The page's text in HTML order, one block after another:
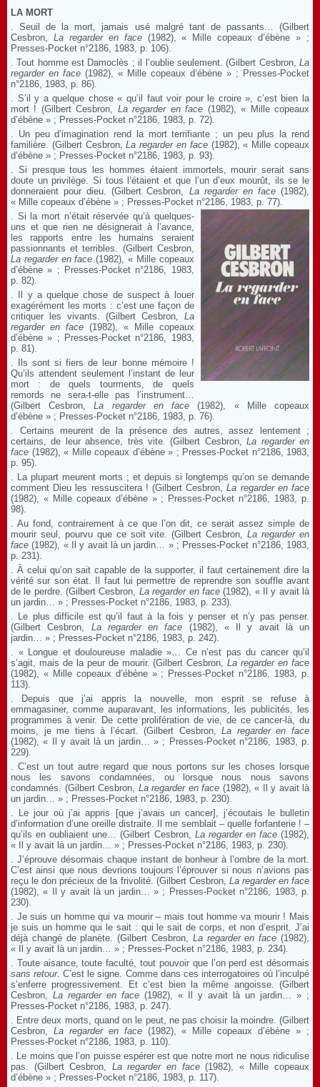
LA MORT
. Seuil de la mort, jamais usé malgré tant de passants… (Gilbert
Cesbron, La regarder en face(1982), « Mille copeaux d’ébène » ;
Presses-Pocket n°2186, 1983, p. 106).
. Tout homme est Damoclès ; il l’oublie seulement. (Gilbert Cesbron, La
regarder en face (1982), « Mille copeaux d’ébène » ; Presses-Pocket
n°2186, 1983, p. 86).
. S’il y a quelque chose « qu’il faut voir pour le croire », c’est bien la
mort ! (Gilbert Cesbron, La regarder en face (1982), « Mille copeaux
d’ébène » ; Presses-Pocket n°2186, 1983, p. 72).
. Un peu d’imagination rend la mort terrifiante ; un peu plus la rend
familière. (Gilbert Cesbron,La regarder en face(1982), « Mille copeaux
d’ébène » ; Presses-Pocket n°2186, 1983, p. 93).
. Si presque tous les hommes étaient immortels, mourir serait sans
doute un privilège. Si tous l’étaient et que l’un d’eux mourût, ils se le
donneraient pour dieu. (Gilbert Cesbron, La regarder en face(1982),
« Mille copeaux d’ébène » ; Presses-Pocket n°2186, 1983, p. 77).
. Si la mort n’était réservée qu’à quelques-
uns et que rien ne désignerait à l’avance,
les rapports entre les humains seraient
passionnants et terribles. (Gilbert Cesbron,
La regarder en face (1982), « Mille copeaux
d’ébène » ; Presses-Pocket n°2186, 1983,
p. 82).
. Il y a quelque chose de suspect à louer
exagérément les morts : c’est une façon de
critiquer les vivants. (Gilbert Cesbron, La
regarder en face(1982), « Mille copeaux
d’ébène » ; Presses-Pocket n°2186, 1983,
p. 81).
. Ils sont si fiers de leur bonne mémoire !
Qu’ils attendent seulement l’instant de leur
mort : de quels tourments, de quels
remords ne sera-t-elle pas l’instrument…
(Gilbert Cesbron,La regarder en face (1982), « Mille copeaux
d’ébène » ; Presses-Pocket n°2186, 1983, p. 76).
. Certains meurent de la présence des autres, assez lentement ;
certains, de leur absence, très vite. (Gilbert Cesbron,La regarder en
face (1982), « Mille copeaux d’ébène » ; Presses-Pocket n°2186, 1983,
p. 95).
. La plupart meurent morts ; et depuis si longtemps qu’on se demande
comment Dieu les ressuscitera ! (Gilbert Cesbron,La regarder en face
(1982), « Mille copeaux d’ébène » ; Presses-Pocket n°2186, 1983, p.
98).
. Au fond, contrairement à ce que l’on dit, ce serait assez simple de
mourir seul, pourvu que ce soit vite. (Gilbert Cesbron,La regarder en
face (1982), « Il y avait là un jardin… » ; Presses-Pocket n°2186, 1983,
p. 231).
. À celui qu’on sait capable de la supporter, il faut certainement dire la
vérité sur son état. Il faut lui permettre de reprendre son souffle avant
de le perdre. (Gilbert Cesbron, La regarder en face(1982), « Il y avait là
un jardin… » ; Presses-Pocket n°2186, 1983, p. 233).
. Le plus difficile est qu’il faut à la fois y penser et n’y pas penser.
(Gilbert Cesbron, La regarder en face (1982), « Il y avait là un
jardin… » ; Presses-Pocket n°2186, 1983, p. 242).
. « Longue et douloureuse maladie »… Ce n’est pas du cancer qu’il
s’agit, mais de la peur de mourir. (Gilbert Cesbron,La regarder en face
(1982), « Mille copeaux d’ébène » ; Presses-Pocket n°2186, 1983, p.
113).
. Depuis que j’ai appris la nouvelle, mon esprit se refuse à
emmagasiner, comme auparavant, les informations, les publicités, les
programmes à venir. De cette prolifération de vie, de ce cancer-là, du
moins, je me tiens à l’écart. (Gilbert Cesbron,La regarder en face
(1982), « Il y avait là un jardin… » ; Presses-Pocket n°2186, 1983, p.
229).
. C’est un tout autre regard que nous portons sur les choses lorsque
nous les savons condamnées, ou lorsque nous nous savons
condamnés. (Gilbert Cesbron, La regarder en face (1982), « Il y avait là
un jardin… » ; Presses-Pocket n°2186, 1983, p. 230).
. Le jour où j’ai appris [que j’avais un cancer], j’écoutais le bulletin
d’information d’une oreille distraite. Il me semblait – quelle forfanterie ! –
qu’ils en oubliaient une… (Gilbert Cesbron, La regarder en face(1982),
« Il y avait là un jardin… » ; Presses-Pocket n°2186, 1983, p. 230).
. J’éprouve désormais chaque instant de bonheur à l’ombre de la mort.
C’est ainsi que nous devrions toujours l’éprouver si nous n’avions pas
reçu le don précieux de la frivolité. (Gilbert Cesbron, La regarder en face
(1982), « Il y avait là un jardin… » ; Presses-Pocket n°2186, 1983, p.
230).
. Je suis un homme qui va mourir – mais tout homme va mourir ! Mais
je suis un homme qui le sait : qui le sait de corps, et non d’esprit. J’ai
déjà changé de planète. (Gilbert Cesbron, La regarder en face (1982),
« Il y avait là un jardin… » ; Presses-Pocket n°2186, 1983, p. 234).
. Toute aisance, toute faculté, tout pouvoir que l’on perd est désormais
sans retour. C’est le signe. Comme dans ces interrogatoires où l’inculpé
s’enferre progressivement. Et c’est bien la même angoisse. (Gilbert
Cesbron, La regarder en face (1982), « Il y avait là un jardin… » ;
Presses-Pocket n°2186, 1983, p. 247).
. Entre deux morts, quand on le peut, ne pas choisir la moindre. (Gilbert
Cesbron, La regarder en face(1982), « Mille copeaux d’ébène » ;
Presses-Pocket n°2186, 1983, p. 110).
. Le moins que l’on puisse espérer est que notre mort ne nous ridiculise
pas. (Gilbert Cesbron, La regarder en face(1982), « Mille copeaux
d’ébène » ; Presses-Pocket n°2186, 1983, p. 117).